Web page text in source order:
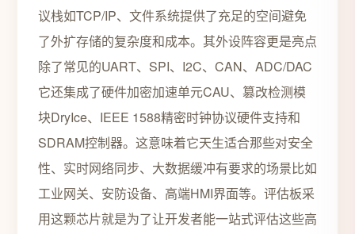
议栈如TCP/IP、文件系统提供了充足的空间避免
了外扩存储的复杂度和成本。其外设阵容更是亮点
除了常见的UART、SPI、I2C、CAN、ADC/DAC
它还集成了硬件加密加速单元CAU、篡改检测模
块DryIce、IEEE 1588精密时钟协议硬件支持和
SDRAM控制器。这意味着它天生适合那些对安全
性、实时网络同步、大数据缓冲有要求的场景比如
工业网关、安防设备、高端HMI界面等。评估板采
用这颗芯片就是为了让开发者能一站式评估这些高